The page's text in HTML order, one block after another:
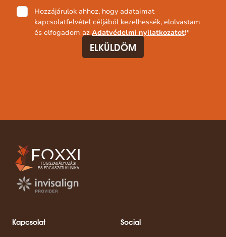
Adatvédelmi
nyilatkozat*
Hozzájárulok ahhoz, hogy adataimat
kapcsolatfelvétel céljából kezelhessék, elolvastam
és elfogadom az Adatvédelmi nyilatkozatot!*
Kapcsolat Social